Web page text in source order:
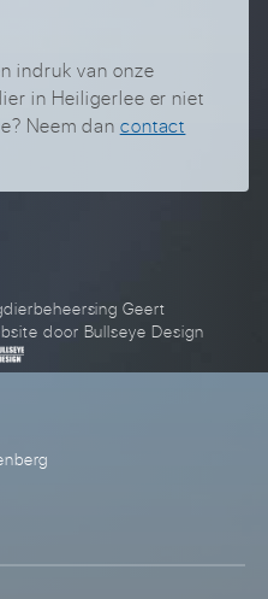
indruk van onze
in Heiligerlee er niet
Neem dan contact
Geert
door Bullseye Design